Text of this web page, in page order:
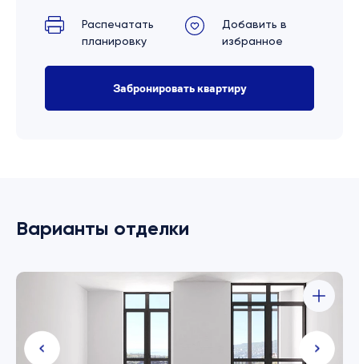
Распечатать
планировку
Добавить в
избранное
Забронировать квартиру
Варианты отделки